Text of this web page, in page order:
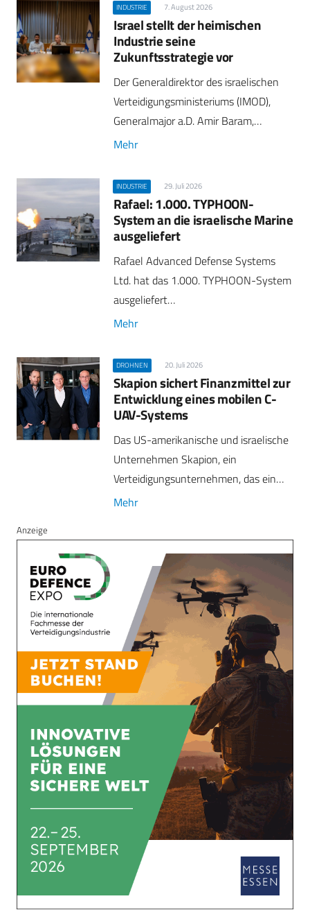
INDUSTRIE 7. August 2026
Israel stellt der heimischen
Industrie seine
Zukunftsstrategie vor
Der Generaldirektor des israelischen
Verteidigungsministeriums (IMOD),
Generalmajor a.D. Amir Baram,…
Mehr
INDUSTRIE 29. Juli 2026
Rafael: 1.000. TYPHOON-
System an die israelische Marine
ausgeliefert
Rafael Advanced Defense Systems
Ltd. hat das 1.000. TYPHOON-System
ausgeliefert…
Mehr
DROHNEN 20. Juli 2026
Skapion sichert Finanzmittel zur
Entwicklung eines mobilen C-
UAV-Systems
Das US-amerikanische und israelische
Unternehmen Skapion, ein
Verteidigungsunternehmen, das ein…
Mehr
Anzeige